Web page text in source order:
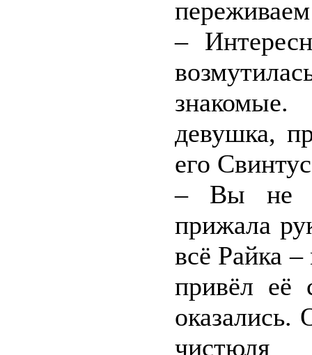
–
девушка,
его
– Вы не
прижала
всё Райка
привёл её
оказались.
чистюля